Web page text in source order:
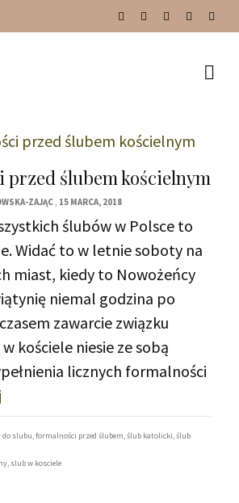
przed ślubem kościelnym
ZAJĄC, 15 MARCA, 2018
ślubów w Polsce to
Widać to w letnie soboty na
miast, kiedy to Nowożeńcy
niemal godzina po
zawarcie związku
kościele niesie ze sobą
licznych formalności
slubu,formalności przed ślubem,ślub katolicki,ślub
, slub w kosciele